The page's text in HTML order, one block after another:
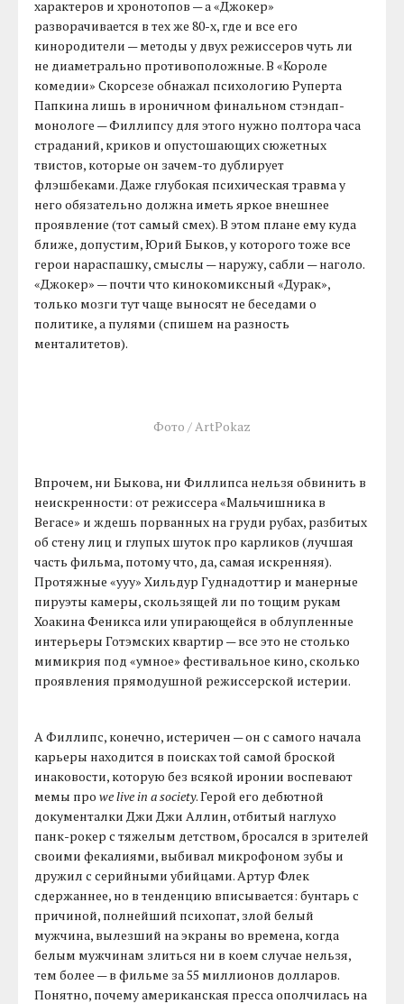
характеров и хронотопов — а «Джокер»
разворачивается в тех же 80-х, где и все его
кинородители — методы у двух режиссеров чуть ли
не диаметрально противоположные. В «Короле
комедии» Скорсезе обнажал психологию Руперта
Папкина лишь в ироничном финальном стэндап-
монологе — Филлипсу для этого нужно полтора часа
страданий, криков и опустошающих сюжетных
твистов, которые он зачем-то дублирует
флэшбеками. Даже глубокая психическая травма у
него обязательно должна иметь яркое внешнее
проявление (тот самый смех). В этом плане ему куда
ближе, допустим, Юрий Быков, у которого тоже все
герои нараспашку, смыслы — наружу, сабли — наголо.
«Джокер» — почти что кинокомиксный «Дурак»,
только мозги тут чаще выносят не беседами о
политике, а пулями (спишем на разность
менталитетов).
Фото / ArtPokaz
Впрочем, ни Быкова, ни Филлипса нельзя обвинить в
неискренности: от режиссера «Мальчишника в
Вегасе» и ждешь порванных на груди рубах, разбитых
об стену лиц и глупых шуток про карликов (лучшая
часть фильма, потому что, да, самая искренняя).
Протяжные «ууу» Хильдур Гуднадоттир и манерные
пируэты камеры, скользящей ли по тощим рукам
Хоакина Феникса или упирающейся в облупленные
интерьеры Готэмских квартир — все это не столько
мимикрия под «умное» фестивальное кино, сколько
проявления прямодушной режиссерской истерии.
А Филлипс, конечно, истеричен — он с самого начала
карьеры находится в поисках той самой броской
инаковости, которую без всякой иронии воспевают
мемы проwe live in a society. Герой его дебютной
документалки Джи Джи Аллин, отбитый наглухо
панк-рокер с тяжелым детством, бросался в зрителей
своими фекалиями, выбивал микрофоном зубы и
дружил с серийными убийцами. Артур Флек
сдержаннее, но в тенденцию вписывается: бунтарь с
причиной, полнейший психопат, злой белый
мужчина, вылезший на экраны во времена, когда
белым мужчинам злиться ни в коем случае нельзя,
тем более — в фильме за 55 миллионов долларов.
Понятно, почему американская пресса ополчилась на